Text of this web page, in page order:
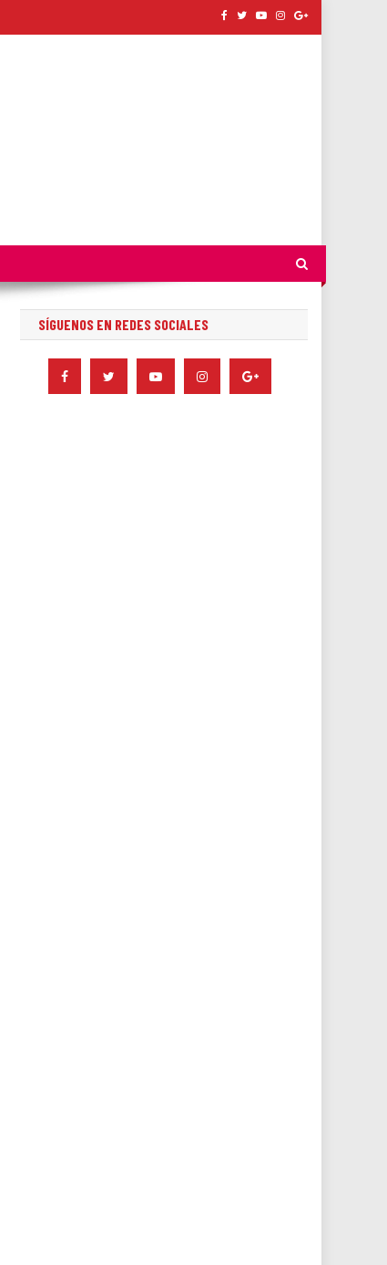
SÍGUENOS EN REDES SOCIALES